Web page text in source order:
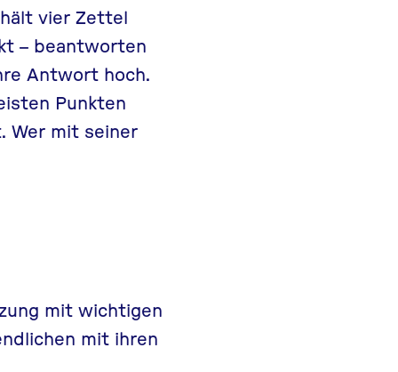
vier Zettel
– beantworten
Antwort hoch.
Punkten
Wer mit seiner
mit wichtigen
mit ihren